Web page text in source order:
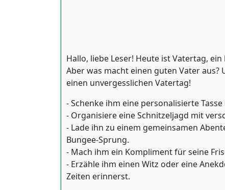
Hallo, liebe Leser! Heute ist Vatertag,
Aber was macht einen guten Vater
einen unvergesslichen Vatertag!
- Schenke ihm eine personalisierte
- Organisiere eine Schnitzeljagd mit
- Lade ihn zu einem gemeinsamen
Bungee-Sprung.
- Mach ihm ein Kompliment für seine
- Erzähle ihm einen Witz oder eine
Zeiten erinnerst.